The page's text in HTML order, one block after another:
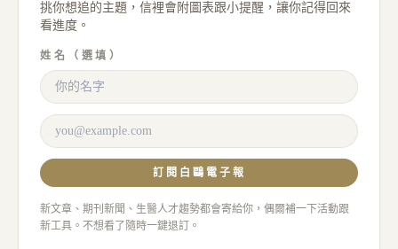
挑你想追的主題，信裡會附圖表跟小提醒，讓你記得回來
看進度。
姓名（選填）
訂閱白鷗電子報
新文章、期刊新聞、生醫人才趨勢都會寄給你，偶爾補一下活動跟
新工具。不想看了隨時一鍵退訂。